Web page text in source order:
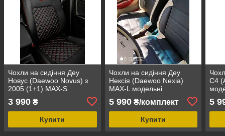
Чохли на сидіння Деу
Новус (Daewoo Novus) з
2005 (1+1) MAX-S
екошкіра преміум арагона
3 990 ₴
Купити
Чохли на сидіння Деу
Нексія (Daewoo Nexia)
MAX-L модельні
авточохли екокожу арігона
5 990₴/комплект
Купити
С4
5